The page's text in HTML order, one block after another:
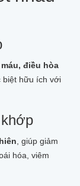
điều hòa
biệt hữu ích với
, giúp giảm
hóa, viêm